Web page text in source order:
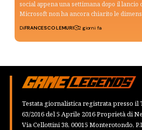
social appena una settimana dopo il lancio
Microsoft non ha ancora chiarito le
DiFRANCESCO LEMURI 2 giorni fa
Testata giornalistica registrata presso il
63/2016 del 5 Aprile 2016 Proprietà di
Via Cellottini 38, 00015 Monterotondo,